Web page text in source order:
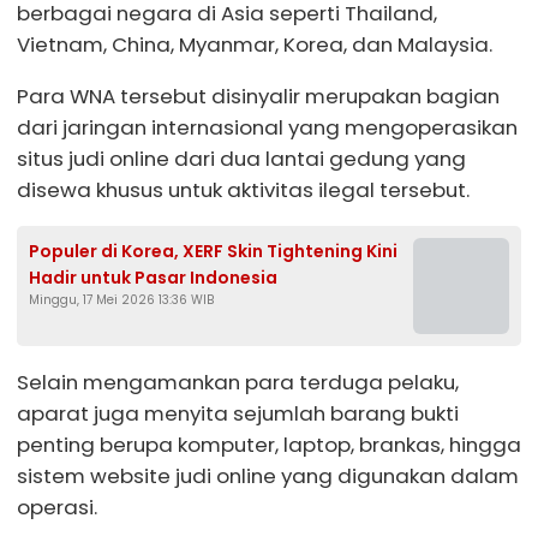
berbagai negara di Asia seperti Thailand,
Vietnam, China, Myanmar, Korea, dan Malaysia.
Para WNA tersebut disinyalir merupakan bagian
dari jaringan internasional yang mengoperasikan
situs judi online dari dua lantai gedung yang
disewa khusus untuk aktivitas ilegal tersebut.
Populer di Korea, XERF Skin Tightening Kini
Hadir untuk Pasar Indonesia
Minggu, 17 Mei 2026 13:36 WIB
Selain mengamankan para terduga pelaku,
aparat juga menyita sejumlah barang bukti
penting berupa komputer, laptop, brankas, hingga
sistem website judi online yang digunakan dalam
operasi.